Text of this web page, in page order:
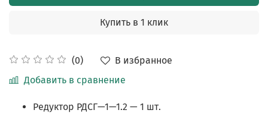
(0)
В избранное
Добавить в сравнение
Купить в 1 клик
Редуктор РДСГ—1—1.2 — 1 шт.